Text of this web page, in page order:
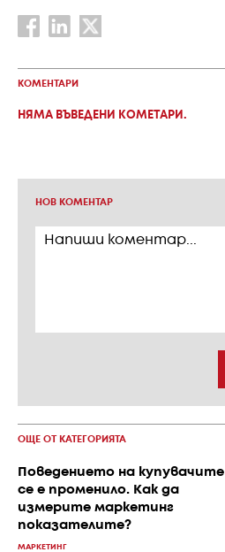
КОМЕНТАРИ
НЯМА ВЪВЕДЕНИ КОМЕТАРИ.
НОВ КОМЕНТАР
ОЩЕ ОТ КАТЕГОРИЯТА
Поведението на купувачите
се е променило. Как да
измерите маркетинг
показателите?
МАРКЕТИНГ